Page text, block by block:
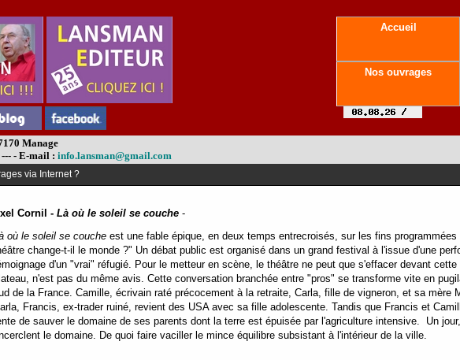
Accueil
Nos ouvrages
Manage
- E-mail : info.lansman@gmail.com
via Internet ?
Cornil - Là où le soleil se couche -
où le soleil se couche est une fable épique, en deux temps entrecroisés, sur les fins
change-t-il le monde ?" Un débat public est organisé dans un grand festival à l'issue d'une
d'un "vrai" réfugié. Pour le metteur en scène, le théâtre ne peut que s'effacer devant
n'est pas du même avis. Cette conversation branchée entre "pros" se transforme vite en
de la France. Camille, écrivain raté précocement à la retraite, Carla, fille de vigneron, et sa mère
Francis, ex-trader ruiné, revient des USA avec sa fille adolescente. Tandis que Francis et
de sauver le domaine de ses parents dont la terre est épuisée par l'agriculture intensive. Un
le domaine. De quoi faire vaciller le mince équilibre subsistant à l'intérieur de la ville.